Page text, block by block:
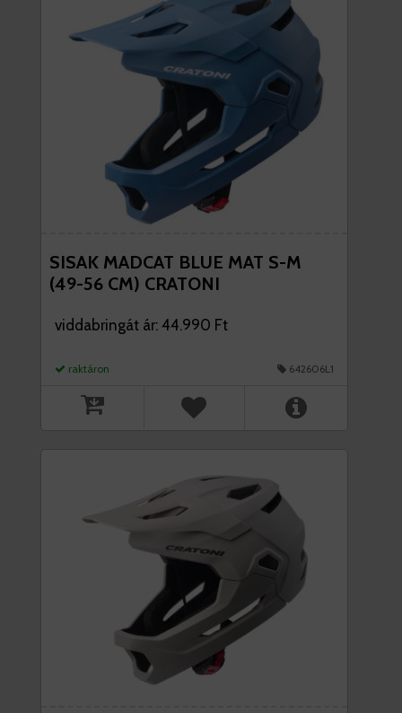
SISAK MADCAT BLUE MAT S-M
(49-56 CM) CRATONI
viddabringát ár: 44.990 Ft
raktáron 642606L1